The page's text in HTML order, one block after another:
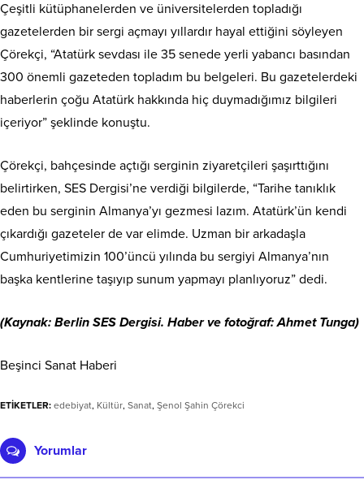
Çeşitli kütüphanelerden ve üniversitelerden topladığı
gazetelerden bir sergi açmayı yıllardır hayal ettiğini söyleyen
Çörekçi, “Atatürk sevdası ile 35 senede yerli yabancı basından
300 önemli gazeteden topladım bu belgeleri. Bu gazetelerdeki
haberlerin çoğu Atatürk hakkında hiç duymadığımız bilgileri
içeriyor” şeklinde konuştu.
Çörekçi, bahçesinde açtığı serginin ziyaretçileri şaşırttığını
belirtirken, SES Dergisi’ne verdiği bilgilerde, “Tarihe tanıklık
eden bu serginin Almanya’yı gezmesi lazım. Atatürk’ün kendi
çıkardığı gazeteler de var elimde. Uzman bir arkadaşla
Cumhuriyetimizin 100’üncü yılında bu sergiyi Almanya’nın
başka kentlerine taşıyıp sunum yapmayı planlıyoruz” dedi.
(Kaynak: Berlin SES Dergisi. Haber ve fotoğraf: Ahmet Tunga)
Beşinci Sanat Haberi
ETİKETLER: edebiyat, Kültür, Sanat, Şenol Şahin Çörekci
Yorumlar